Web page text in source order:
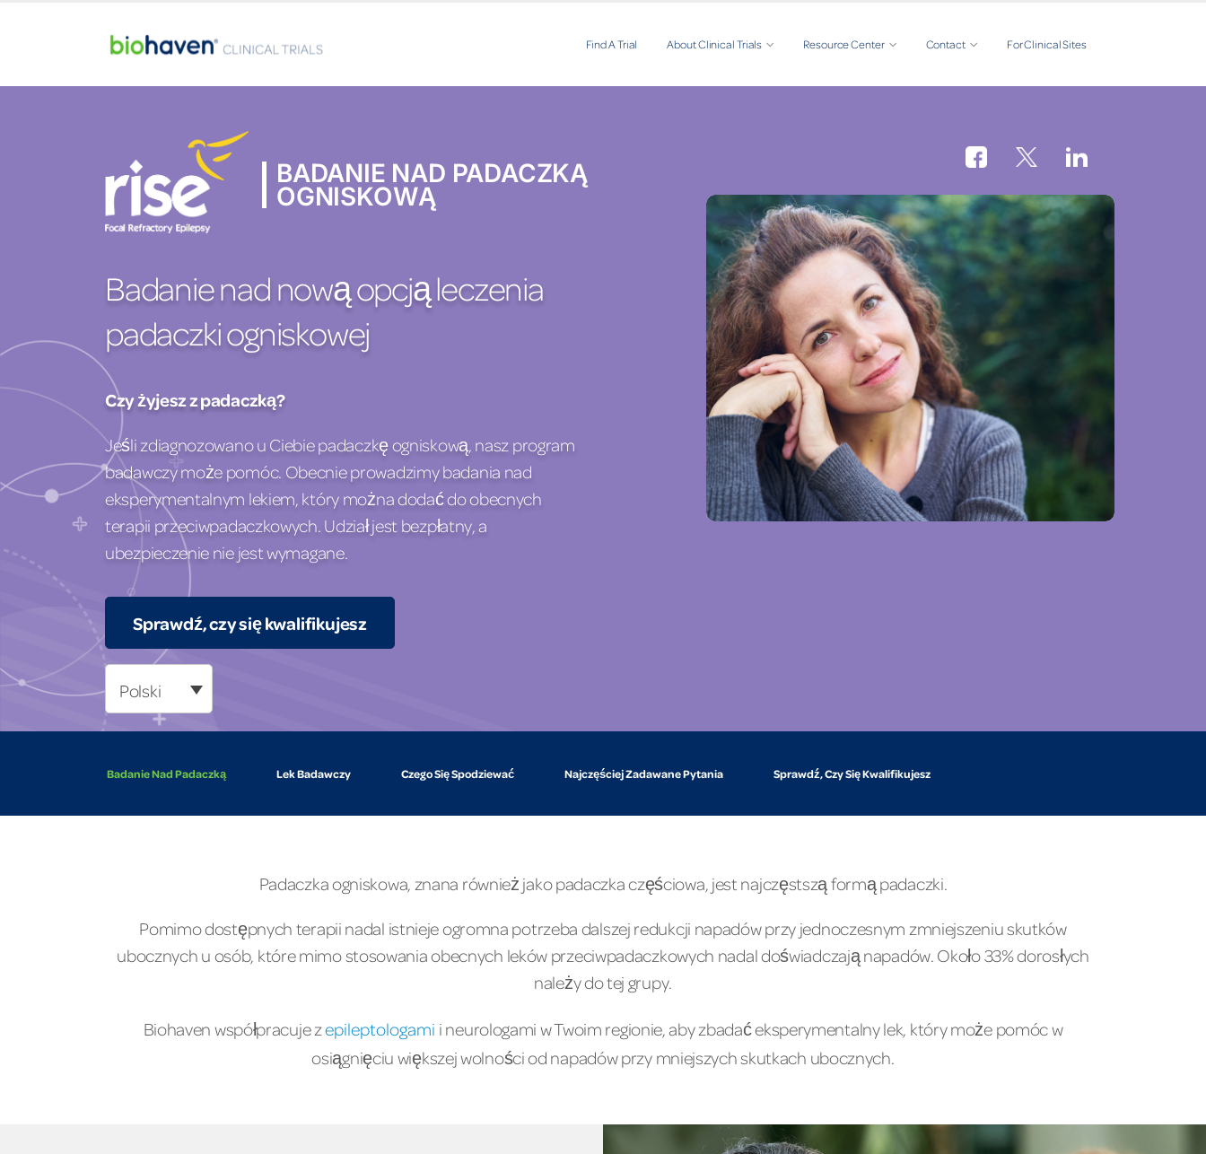
Find A Trial About Clinical Trials Resource Center Contact For Clinical Sites
BADANIE NAD PADACZKĄ
OGNISKOWĄ
Badanie nad nową opcją leczenia
padaczki ogniskowej
Czy żyjesz z padaczką?
Jeśli zdiagnozowano u Ciebie padaczkę ogniskową, nasz program
badawczy może pomóc. Obecnie prowadzimy badania nad
eksperymentalnym lekiem, który można dodać do obecnych
terapii przeciwpadaczkowych. Udział jest bezpłatny, a
ubezpieczenie nie jest wymagane.
Sprawdź, czy się kwalifikujesz
Polski
Badanie Nad Padaczką Lek Badawczy Czego Się Spodziewać Najczęściej Zadawane Pytania Sprawdź, Czy Się Kwalifikujesz
Padaczka ogniskowa, znana również jako padaczka częściowa, jest najczęstszą formą padaczki.
Pomimo dostępnych terapii nadal istnieje ogromna potrzeba dalszej redukcji napadów przy jednoczesnym zmniejszeniu skutków
ubocznych u osób, które mimo stosowania obecnych leków przeciwpadaczkowych nadal doświadczają napadów. Około 33% dorosłych
należy do tej grupy.
Biohaven współpracuje zepileptologami i neurologami w Twoim regionie, aby zbadać eksperymentalny lek, który może pomóc w
osiągnięciu większej wolności od napadów przy mniejszych skutkach ubocznych.